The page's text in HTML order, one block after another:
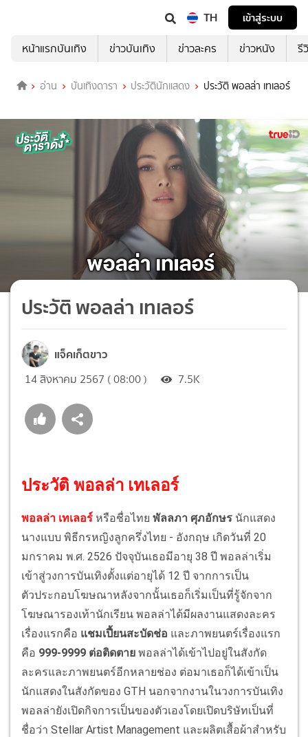
TH
เข้าสู่ระบบ
หน้าแรกบันเทิง
ข่าวบันเทิง ข่าวละคร ข่าวหนัง รี
อ่าน บันเทิงดารา ประวัตินักแสดง ประวัติ พอลล่า เทเลอร์
ประวัติ พอลล่า เทเลอร์
แจ็คเก็ตขาว
14 สิงหาคม 2567 ( 08:00 ) 7.5K
ประวัติ พอลล่า เทเลอร์
พอลล่า เทเลอร์ หรือชื่อไทย พัลลภา ศุภอักษร นักแสดง
นางแบบ พิธีกรหญิงลูกครึ่งไทย - อังกฤษ เกิดวันที่ 20
มกราคม พ.ศ. 2526 ปัจจุบันเธอมีอายุ 38 ปี พอลล่าเริ่ม
เข้าสู่วงการบันเทิงตั้งแต่อายุได้ 12 ปี จากการเป็น
ตัวประกอบโฆษณาหลังจากนั้นเธอก็เริ่มเป็นที่รู้จักจาก
โฆษณารองเท้านักเรียน พอลล่าได้มีผลงานแสดงละคร
เรื่องแรกคือ แชมเปี้ยนสะบัดช่อ และภาพยนตร์เรื่องแรก
คือ 999-9999 ต่อติดตาย พอลล่าได้เข้าไปอยู่ในสังกัด
ละครและภาพยนตร์อีกหลายช่อง ต่อมาเธอก็ได้เข้าเป็น
นักแสดงในสังกัดของ GTH นอกจากงานในวงการบันเทิง
พอลล่ายังเปิดกิจการเป็นของตัวเองโดยเปิดบริษัทเป็นที่
ชื่อว่า Stellar Artist Management และผลิตเสื้อผ้าสำหรับ